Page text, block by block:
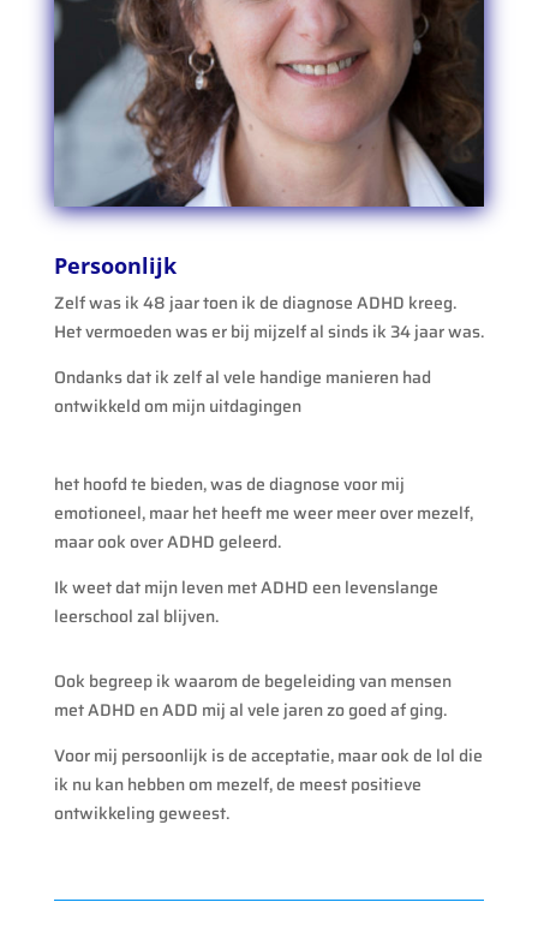
Persoonlijk
Zelf was ik 48 jaar toen ik de diagnose ADHD kreeg.
Het vermoeden was er bij mijzelf al sinds ik 34 jaar was.
Ondanks dat ik zelf al vele handige manieren had
ontwikkeld om mijn uitdagingen
het hoofd te bieden, was de diagnose voor mij
emotioneel, maar het heeft me weer meer over mezelf,
maar ook over ADHD geleerd.
Ik weet dat mijn leven met ADHD een levenslange
leerschool zal blijven.
Ook begreep ik waarom de begeleiding van mensen
met ADHD en ADD mij al vele jaren zo goed af ging.
Voor mij persoonlijk is de acceptatie, maar ook de lol die
ik nu kan hebben om mezelf, de meest positieve
ontwikkeling geweest.